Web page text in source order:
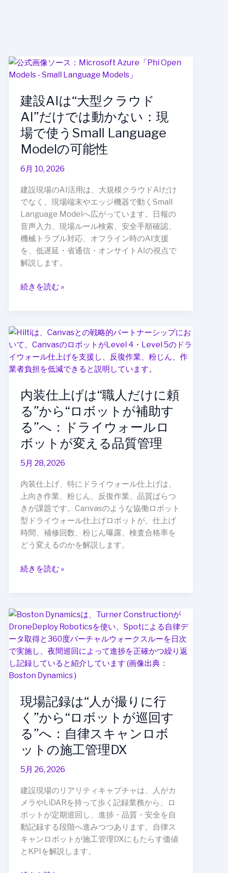
建設AIは“大型クラウド
AI”だけでは動かない：現
場で使うSmall Language
Modelの可能性
6月 10, 2026
建設現場のAI活用は、大規模クラウドAIだけ
でなく、現場端末やエッジ機器で動くSmall
Language Modelへ広がっています。日報の
音声入力、現場ルール検索、安全手順確認、
機械トラブル対応、オフライン時のAI支援
を、低遅延・省通信・オンサイトAIの視点で
解説します。
建
設
は“大
型
ク
ラ
ウ
AI”だ
け
で
は
動
か
な
い：
現
場
で
Small
Language
Model
の
能
性
続きを読む »
内装仕上げは“職人だけに頼
る”から“ロボットが補助す
る”へ：ドライウォールロ
ボットが変える品質管理
5月 28, 2026
内装仕上げ、特にドライウォール仕上げは、
上向き作業、粉じん、反復作業、品質ばらつ
きが課題です。Canvasのような協働ロボット
型ドライウォール仕上げロボットが、仕上げ
時間、補修回数、粉じん曝露、検査合格率を
どう変えるのかを解説します。
内
装
仕
上
は“職
人
だ
け
に
る”か
ら“ロ
ボ
ッ
ト
が
補
助
す
る”へ：
イ
ウ
ォ
ー
ル
ロ
ッ
ト
が
変
え
る
品
管
理
続きを読む »
現場記録は“人が撮りに行
く”から“ロボットが巡回す
る”へ：自律スキャンロボ
ットの施工管理DX
5月 26, 2026
建設現場のリアリティキャプチャは、人がカ
メラやLiDARを持って歩く記録業務から、ロ
ボットが定期巡回し、進捗・品質・安全を自
動記録する段階へ進みつつあります。自律ス
キャンロボットが施工管理DXにもたらす価値
とKPIを解説します。
現
場
記
録
は“人
が
り
に
行
く”か
ら“ロ
ッ
ト
が
巡
回
す
る”へ：
自
律